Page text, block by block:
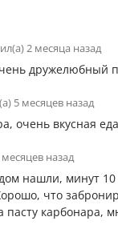
2 месяца назад
дружелюбный
5 месяцев назад
очень вкусная
назад
нашли, минут 10
что
пасту карбонара,